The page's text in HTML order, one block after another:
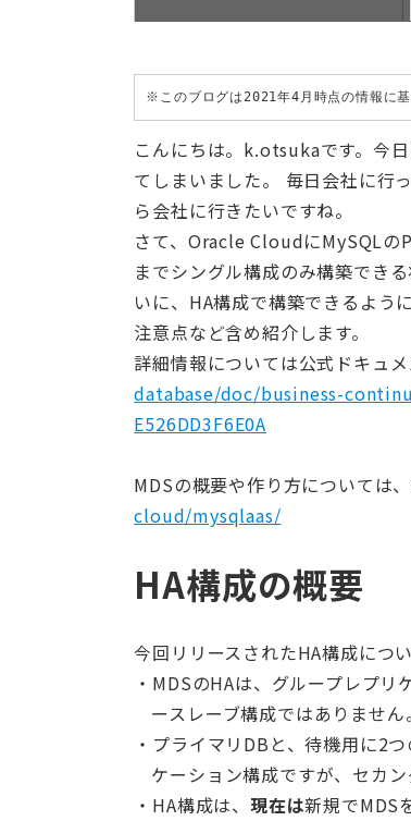
※このブログは2021年4月時点の情報に基
こんにちは。k.otsukaです。今
てしまいました。 毎日会社に行
ら会社に行きたいですね。
さて、Oracle CloudにMySQLの
までシングル構成のみ構築でき
いに、HA構成で構築できるよう
注意点など含め紹介します。
詳細情報については公式ドキュ
database/doc/business-
E526DD3F6E0A
MDSの概要や作り方については
cloud/mysqlaas/
HA構成の概要
今回リリースされたHA構成につ
MDSのHAは、グループレプ
ースレーブ構成ではありませ
プライマリDBと、待機用に2
ケーション構成ですが、セカ
HA構成は、 現在は新規でMDS